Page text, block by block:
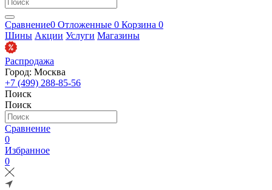
Сравнение0 Отложенные 0 Корзина 0
Шины Акции Услуги Магазины
Распродажа
Город: Москва
+7 (499) 288-85-56
Поиск
Поиск
Сравнение
0
Избранное
0